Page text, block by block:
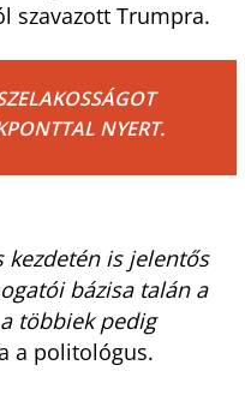
szavazott Trumpra.
NYERT.
kezdetén is jelentős
bázisa talán a
többiek pedig
a politológus.